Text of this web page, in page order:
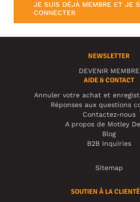
JE SUIS DÉJÀ MEMBRE ET JE
CONNECTER
NEWSLETTER
DEVENIR MEMBRE
AIDE & CONTACT
Annuler votre achat et
Réponses aux questions
Contactez-nous
A propos de Motley
Blog
B2B Inquiries
Sitemap
SOUTIEN À LA